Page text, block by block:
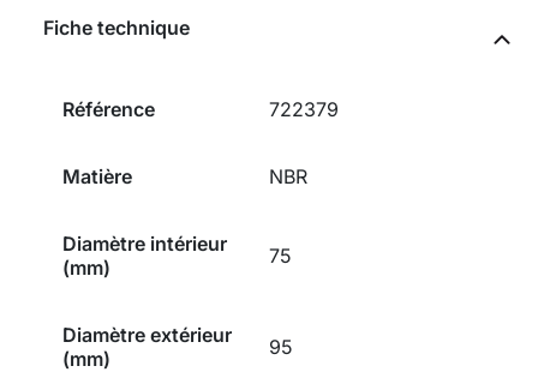
Fiche technique
Référence 722379
Matière NBR
Diamètre intérieur
(mm)
75
Diamètre extérieur
(mm)
95